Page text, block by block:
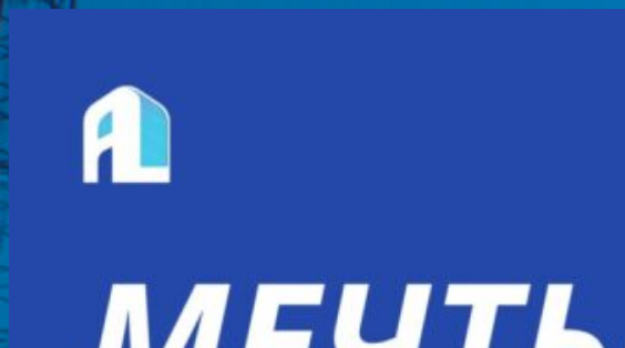
Перейти
к
содержимому